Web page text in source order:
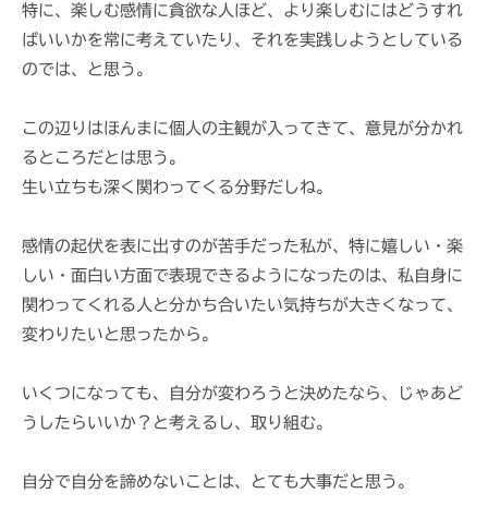
特に、楽しむ感情に貪欲な人ほど、より楽しむにはどうすれ
ばいいかを常に考えていたり、それを実践しようとしている
のでは、と思う。
この辺りはほんまに個人の主観が入ってきて、意見が分かれ
るところだとは思う。
生い立ちも深く関わってくる分野だしね。
感情の起伏を表に出すのが苦手だった私が、特に嬉しい・楽
しい・面白い方面で表現できるようになったのは、私自身に
関わってくれる人と分かち合いたい気持ちが大きくなって、
変わりたいと思ったから。
いくつになっても、自分が変わろうと決めたなら、じゃあど
うしたらいいか？と考えるし、取り組む。
自分で自分を諦めないことは、とても大事だと思う。